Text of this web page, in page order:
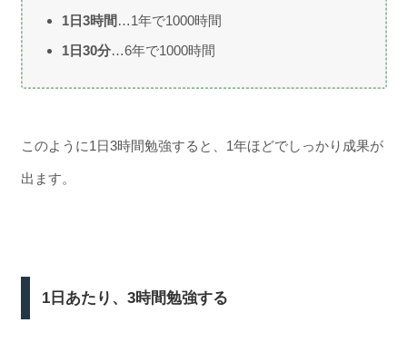
1日3時間 …1年で1000時間
1日30分…6年で1000時間
このように1日3時間勉強すると、1年ほどでしっかり成果が
出ます。
1日あたり、3時間勉強する